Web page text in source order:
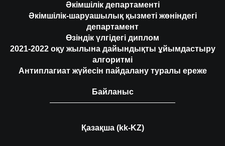
Әкімшілік департаменті
Әкімшілік-шаруашылық қызметі жөніндегі
департамент
Өзіндік үлгідегі диплом
2021-2022 оқу жылына дайындықты ұйымдастыру
алгоритмі
Антиплагиат жүйесін пайдалану туралы ереже
Байланыс
Қазақша (kk-KZ)